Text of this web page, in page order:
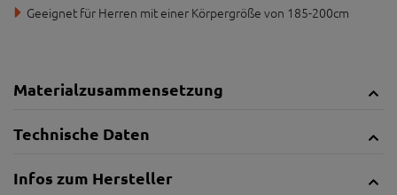
Geeignet für Herren mit einer Körpergröße von 185-200cm
Materialzusammensetzung
Technische Daten
Infos zum Hersteller